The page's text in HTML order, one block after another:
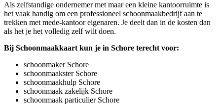
Als zelfstandige ondernemer met maar een kleine kantoorruimte is
het vaak handig om een professioneel schoonmaakbedrijf aan te
trekken met mede-kantoor eigenaren. Je deelt dan in de kosten dan
als het je het volledig zelf wilt doen.
Bij Schoonmaakkaart kun je in Schore terecht voor:
schoonmaker Schore
schoonmaakster Schore
schoonmaakhulp Schore
schoonmaak zakelijk Schore
schoonmaak particulier Schore